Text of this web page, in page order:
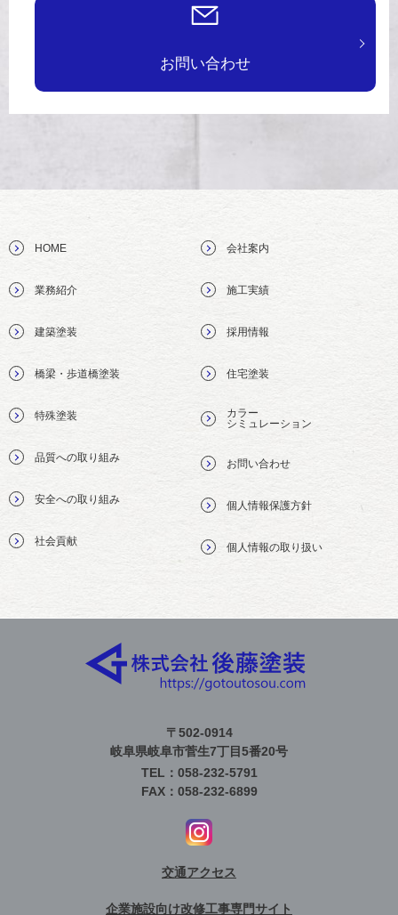
お問い合わせ
HOME
業務紹介
建築塗装
橋梁・歩道橋塗装
特殊塗装
品質への取り組み
安全への取り組み
社会貢献
会社案内
施工実績
採用情報
住宅塗装
カラー
シミュレーション
お問い合わせ
個人情報保護方針
個人情報の取り扱い
〒502-0914
岐阜県岐阜市菅生7丁目5番20号
TEL：058-232-5791
FAX：058-232-6899
交通アクセス
企業施設向け改修工事専門サイト